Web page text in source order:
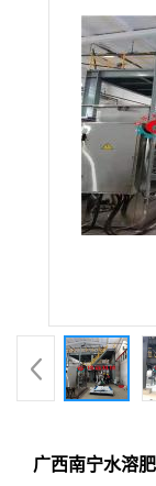
广西南宁水溶